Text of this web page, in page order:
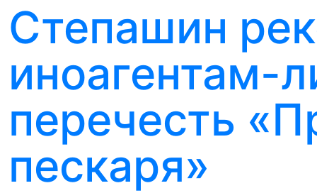
Степашин
иноагентам-
перечесть
пескаря»